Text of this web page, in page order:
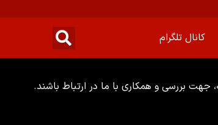
کانال تلگرام
جهت بررسی و همکاری با ما در ارتباط باشند.